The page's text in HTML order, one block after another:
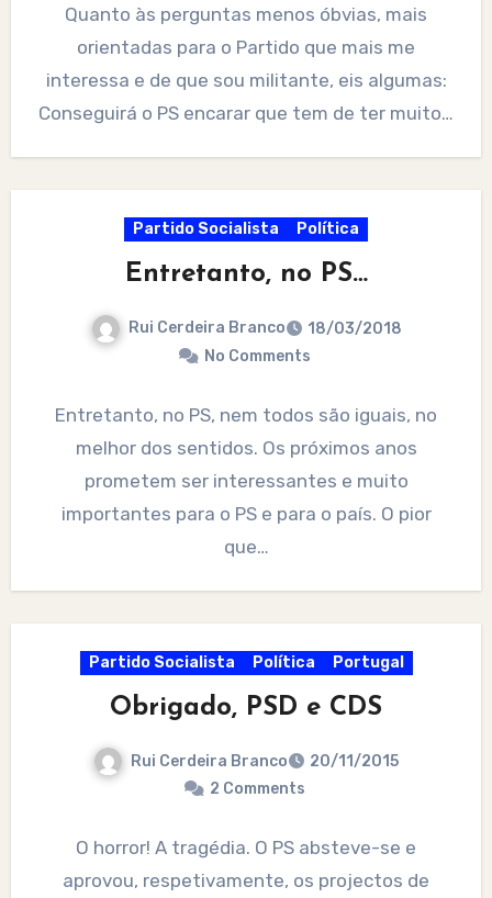
Quanto às perguntas menos óbvias, mais
orientadas para o Partido que mais me
interessa e de que sou militante, eis algumas:
Conseguirá o PS encarar que tem de ter muito…
Partido Socialista Política
Entretanto, no PS…
Rui Cerdeira Branco
18/03/2018
No Comments
Entretanto, no PS, nem todos são iguais, no
melhor dos sentidos. Os próximos anos
prometem ser interessantes e muito
importantes para o PS e para o país. O pior
que…
Partido Socialista Política Portugal
Obrigado, PSD e CDS
Rui Cerdeira Branco
20/11/2015
2 Comments
O horror! A tragédia. O PS absteve-se e
aprovou, respetivamente, os projectos de